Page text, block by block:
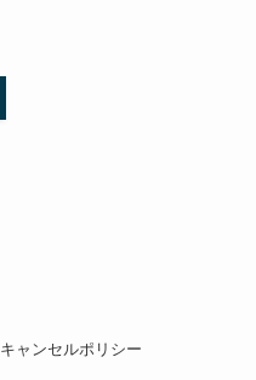
キャンセルポリシー